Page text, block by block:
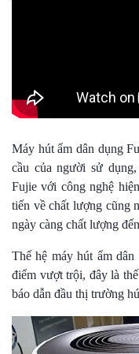
Máy hút ẩm dân dụng
cầu của người sử
Fujie với công nghệ
tiến về chất lượng cũng
ngày càng chất lượng
Thế hệ máy hút ẩm
điểm vượt trội, đây là
báo dẫn đầu thị trường